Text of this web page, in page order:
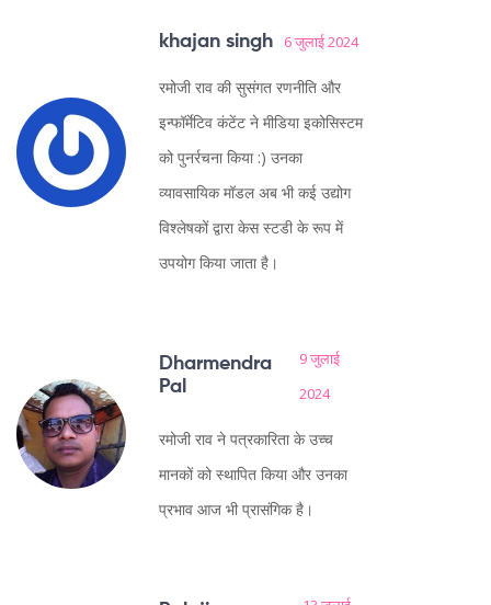
khajan singh 6 जुलाई 2024
रमोजी राव की सुसंगत रणनीति और
इन्फॉर्मेटिव कंटेंट ने मीडिया इकोसिस्टम
को पुनर्रचना किया :) उनका
व्यावसायिक मॉडल अब भी कई उद्योग
विश्लेषकों द्वारा केस स्टडी के रूप में
उपयोग किया जाता है।
Dharmendra
Pal
9 जुलाई
2024
रमोजी राव ने पत्रकारिता के उच्च
मानकों को स्थापित किया और उनका
प्रभाव आज भी प्रासंगिक है।